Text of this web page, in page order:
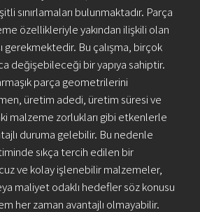
sınırlamaları bulunmaktadır. Parça
özellikleriyle yakından ilişkili olan
gerekmektedir. Bu çalışma, birçok
değişebileceği bir yapıya sahiptir.
parça geometrilerini
üretim adedi, üretim süresi ve
malzeme zorlukları gibi etkenlerle
duruma gelebilir. Bu nedenle
sıkça tercih edilen bir
ve kolay işlenebilir malzemeler,
maliyet odaklı hedefler söz konusu
her zaman avantajlı olmayabilir.